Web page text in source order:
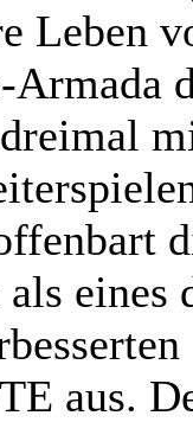
Leben
eines
aus.